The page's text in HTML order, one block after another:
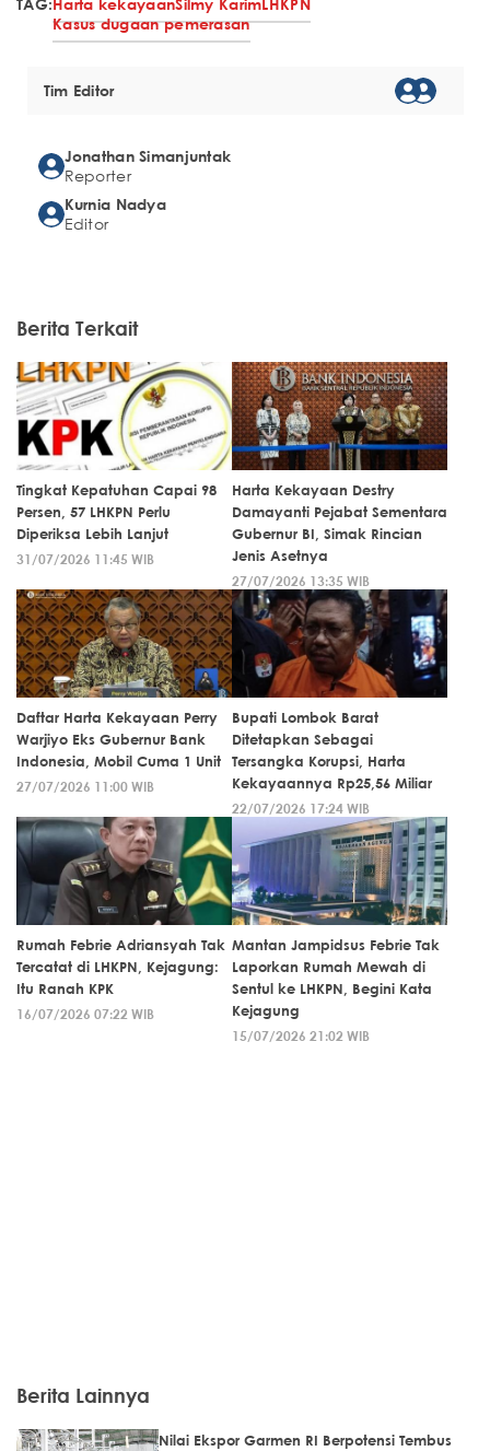
TAG: Harta kekayaanSilmy KarimLHKPN
Kasus dugaan pemerasan
Tim Editor
Jonathan Simanjuntak
Reporter
Kurnia Nadya
Editor
Berita Terkait
Tingkat Kepatuhan Capai 98
Persen, 57 LHKPN Perlu
Diperiksa Lebih Lanjut
31/07/2026 11:45 WIB
Harta Kekayaan Destry
Damayanti Pejabat Sementara
Gubernur BI, Simak Rincian
Jenis Asetnya
27/07/2026 13:35 WIB
Daftar Harta Kekayaan Perry
Warjiyo Eks Gubernur Bank
Indonesia, Mobil Cuma 1 Unit
27/07/2026 11:00 WIB
Bupati Lombok Barat
Ditetapkan Sebagai
Tersangka Korupsi, Harta
Kekayaannya Rp25,56 Miliar
22/07/2026 17:24 WIB
Rumah Febrie Adriansyah Tak
Tercatat di LHKPN, Kejagung:
Itu Ranah KPK
16/07/2026 07:22 WIB
Mantan Jampidsus Febrie Tak
Laporkan Rumah Mewah di
Sentul ke LHKPN, Begini Kata
Kejagung
15/07/2026 21:02 WIB
Berita Lainnya
Nilai Ekspor Garmen RI Berpotensi Tembus